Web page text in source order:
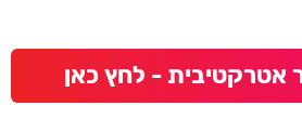
אטרקטיבית - לחץ כאן